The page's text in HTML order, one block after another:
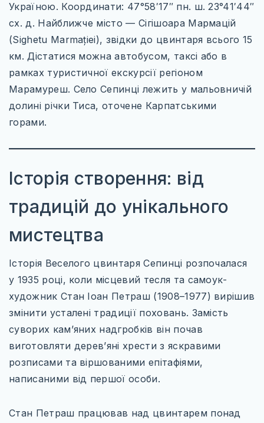
КАМБОДЖА
МАЛАЙЗІЯ
ОБ’ЄДНАНІ АРАБСЬКІ ЕМІРАТИ
ТУРЕЧЧИНА
ПІВНІЧНА АМЕРИКА
МЕКСИКА
США
WILD AMERICA: 63 ПАРКИ СВОБОДИ
ЄВРОПЕЙСЬКІ ТЕРМАЛЬНІ СНИ
КНИГА ЯК КАРТА
Україною. Координати: 47°58′17″ пн. ш. 23°41′44″
сх. д. Найближче місто — Сігішоара Мармацій
(Sighetu Marmației), звідки до цвинтаря всього 15
км. Дістатися можна автобусом, таксі або в
рамках туристичної екскурсії регіоном
Марамуреш. Село Сепинці лежить у мальовничій
долині річки Тиса, оточене Карпатськими
горами.
Історія створення: від
традицій до унікального
мистецтва
Історія Веселого цвинтаря Сепинці розпочалася
у 1935 році, коли місцевий тесля та самоук-
художник Стан Іоан Петраш (1908–1977) вирішив
змінити усталені традиції поховань. Замість
суворих кам’яних надгробків він почав
виготовляти дерев’яні хрести з яскравими
розписами та віршованими епітафіями,
написаними від першої особи.
Стан Петраш працював над цвинтарем понад